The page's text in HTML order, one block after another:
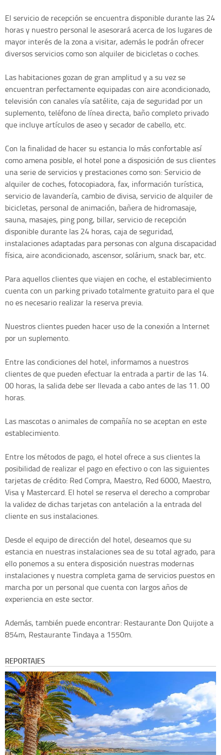
El servicio de recepción se encuentra disponible durante las 24
horas y nuestro personal le asesorará acerca de los lugares de
mayor interés de la zona a visitar, además le podrán ofrecer
diversos servicios como son alquiler de bicicletas o coches.
Las habitaciones gozan de gran amplitud y a su vez se
encuentran perfectamente equipadas con aire acondicionado,
televisión con canales vía satélite, caja de seguridad por un
suplemento, teléfono de línea directa, baño completo privado
que incluye artículos de aseo y secador de cabello, etc.
Con la finalidad de hacer su estancia lo más confortable así
como amena posible, el hotel pone a disposición de sus clientes
una serie de servicios y prestaciones como son: Servicio de
alquiler de coches, fotocopiadora, fax, información turística,
servicio de lavandería, cambio de divisa, servicio de alquiler de
bicicletas, personal de animación, bañera de hidromasaje,
sauna, masajes, ping pong, billar, servicio de recepción
disponible durante las 24 horas, caja de seguridad,
instalaciones adaptadas para personas con alguna discapacidad
física, aire acondicionado, ascensor, solárium, snack bar, etc.
Para aquellos clientes que viajen en coche, el establecimiento
cuenta con un parking privado totalmente gratuito para el que
no es necesario realizar la reserva previa.
Nuestros clientes pueden hacer uso de la conexión a Internet
por un suplemento.
Entre las condiciones del hotel, informamos a nuestros
clientes de que pueden efectuar la entrada a partir de las 14.
00 horas, la salida debe ser llevada a cabo antes de las 11. 00
horas.
Las mascotas o animales de compañía no se aceptan en este
establecimiento.
Entre los métodos de pago, el hotel ofrece a sus clientes la
posibilidad de realizar el pago en efectivo o con las siguientes
tarjetas de crédito: Red Compra, Maestro, Red 6000, Maestro,
Visa y Mastercard. El hotel se reserva el derecho a comprobar
la validez de dichas tarjetas con antelación a la entrada del
cliente en sus instalaciones.
Desde el equipo de dirección del hotel, deseamos que su
estancia en nuestras instalaciones sea de su total agrado, para
ello ponemos a su entera disposición nuestras modernas
instalaciones y nuestra completa gama de servicios puestos en
marcha por un personal que cuenta con largos años de
experiencia en este sector.
Además, también puede encontrar: Restaurante Don Quijote a
854m, Restaurante Tindaya a 1550m.
REPORTAJES